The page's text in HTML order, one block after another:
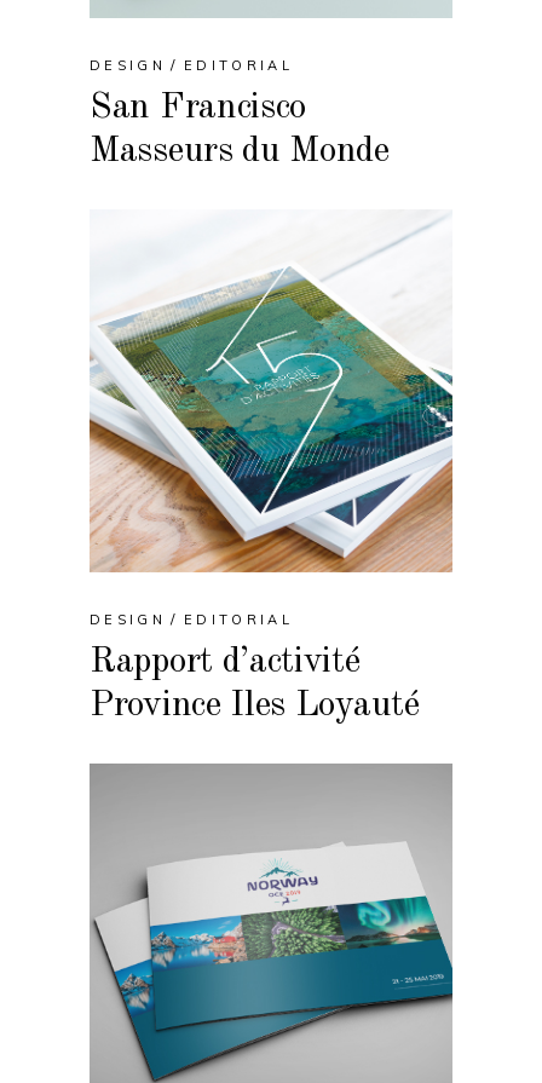
DESIGN EDITORIAL
San Francisco
Masseurs du Monde
DESIGN EDITORIAL
Rapport d’activité
Province Iles Loyauté